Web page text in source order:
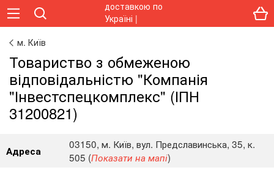
м. Київ
Товариство з обмеженою
відповідальністю "Компанія
"Інвестспецкомплекс" (ІПН
31200821)
Адреса
03150, м. Київ, вул. Предславинська, 35, к.
505 (Показати на мапі)